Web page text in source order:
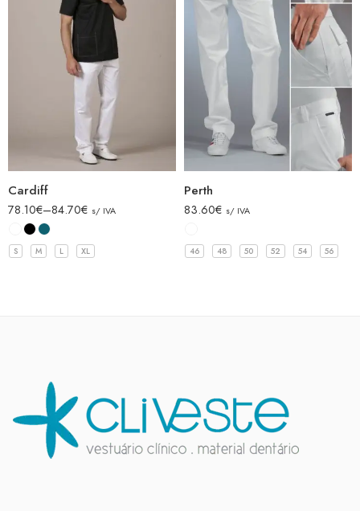
Cardiff
78.10€–84.70€ s/ IVA
S M L XL
Perth
83.60€ s/ IVA
46 48 50 52 54 56